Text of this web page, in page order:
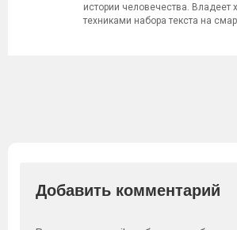
истории человечества. Владеет
техниками набора текста на
Добавить комментарий